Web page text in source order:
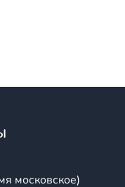
московское)